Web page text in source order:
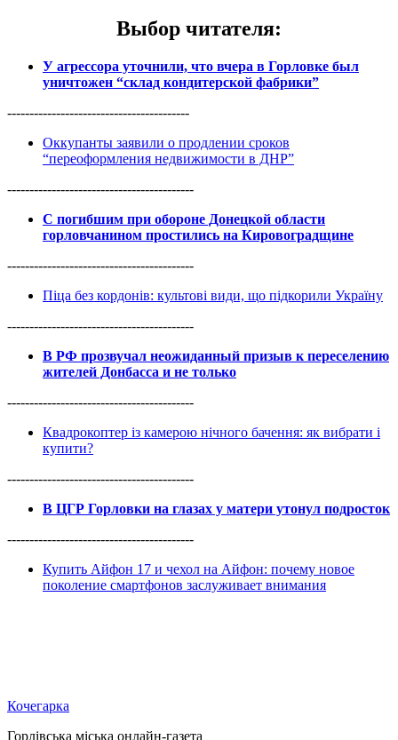
Выбор читателя:
У агрессора уточнили, что вчера в Горловке был
уничтожен “склад кондитерской фабрики”
-----------------------------------------
Оккупанты заявили о продлении сроков
“переоформления недвижимости в ДНР”
------------------------------------------
С погибшим при обороне Донецкой области
горловчанином простились на Кировоградщине
------------------------------------------
Піца без кордонів: культові види, що підкорили Україну
------------------------------------------
В РФ прозвучал неожиданный призыв к переселению
жителей Донбасса и не только
------------------------------------------
Квадрокоптер із камерою нічного бачення: як вибрати і
купити?
------------------------------------------
В ЦГР Горловки на глазах у матери утонул подросток
------------------------------------------
Купить Айфон 17 и чехол на Айфон: почему новое
поколение смартфонов заслуживает внимания
Кочегарка
Горлівська міська онлайн-газета